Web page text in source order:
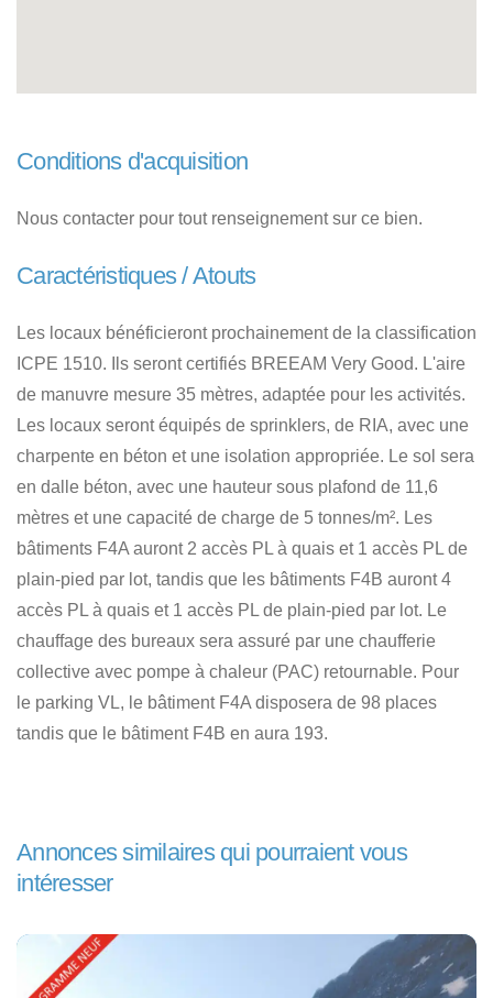
Conditions d'acquisition
Nous contacter pour tout renseignement sur ce bien.
Caractéristiques / Atouts
Les locaux bénéficieront prochainement de la classification
ICPE 1510. Ils seront certifiés BREEAM Very Good. L'aire
de manuvre mesure 35 mètres, adaptée pour les activités.
Les locaux seront équipés de sprinklers, de RIA, avec une
charpente en béton et une isolation appropriée. Le sol sera
en dalle béton, avec une hauteur sous plafond de 11,6
mètres et une capacité de charge de 5 tonnes/m². Les
bâtiments F4A auront 2 accès PL à quais et 1 accès PL de
plain-pied par lot, tandis que les bâtiments F4B auront 4
accès PL à quais et 1 accès PL de plain-pied par lot. Le
chauffage des bureaux sera assuré par une chaufferie
collective avec pompe à chaleur (PAC) retournable. Pour
le parking VL, le bâtiment F4A disposera de 98 places
tandis que le bâtiment F4B en aura 193.
Annonces similaires qui pourraient vous
intéresser